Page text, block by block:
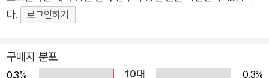
때, 우투리라는 영웅이 태어나 임금과 맞서 싸워 살기 좋은 세상
을 만들려고 하지만 온갖 어려움을 겪은 뒤 결국 죽음에 이른다는
는 임금이 팽팽하게 맞서면서, 간발의 차로 패배하게 되는 영웅의
다.
로그인하기
구매자 분포
0.3% 10대
0.3%